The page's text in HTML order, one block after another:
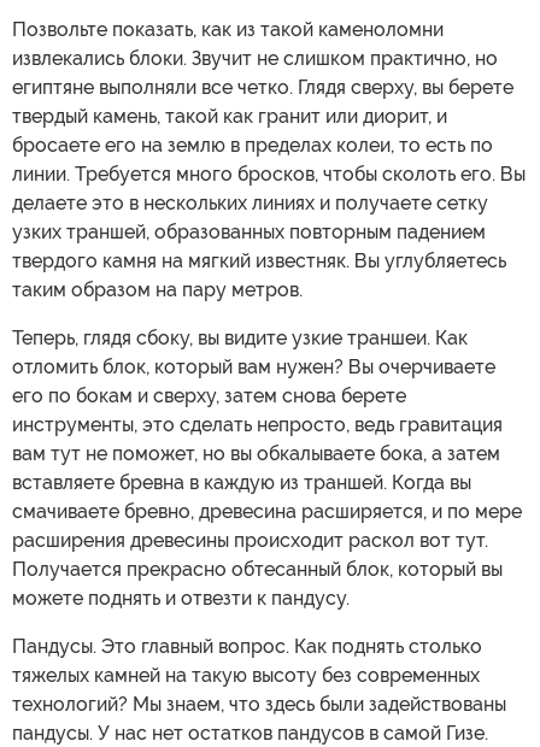
Позвольте показать, как из такой каменоломни
извлекались блоки. Звучит не слишком практично, но
египтяне выполняли все четко. Глядя сверху, вы берете
твердый камень, такой как гранит или диорит, и
бросаете его на землю в пределах колеи, то есть по
линии. Требуется много бросков, чтобы сколоть его. Вы
делаете это в нескольких линиях и получаете сетку
узких траншей, образованных повторным падением
твердого камня на мягкий известняк. Вы углубляетесь
таким образом на пару метров.
Теперь, глядя сбоку, вы видите узкие траншеи. Как
отломить блок, который вам нужен? Вы очерчиваете
его по бокам и сверху, затем снова берете
инструменты, это сделать непросто, ведь гравитация
вам тут не поможет, но вы обкалываете бока, а затем
вставляете бревна в каждую из траншей. Когда вы
смачиваете бревно, древесина расширяется, и по мере
расширения древесины происходит раскол вот тут.
Получается прекрасно обтесанный блок, который вы
можете поднять и отвезти к пандусу.
Пандусы. Это главный вопрос. Как поднять столько
тяжелых камней на такую высоту без современных
технологий? Мы знаем, что здесь были задействованы
пандусы. У нас нет остатков пандусов в самой Гизе.